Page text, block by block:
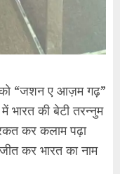
को “जशन ए आज़म गढ़”
भारत की बेटी तरन्नुम
कर कलाम पढ़ा
कर भारत का नाम